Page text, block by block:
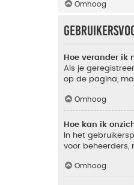
Omhoog
Hoe verander ik
Als je
op de pagina,
Omhoog
Hoe kan ik
In het
voor beheerders,
Omhoog